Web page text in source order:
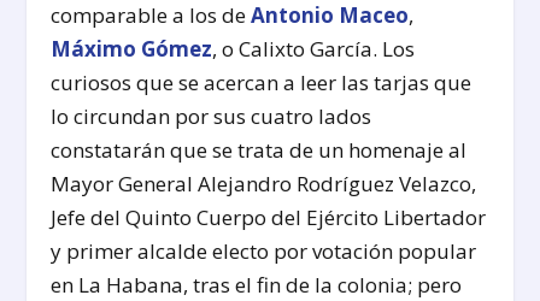
comparable a los deAntonio Maceo,
Máximo Gómez, o Calixto García. Los
curiosos que se acercan a leer las tarjas que
lo circundan por sus cuatro lados
constatarán que se trata de un homenaje al
Mayor General Alejandro Rodríguez Velazco,
Jefe del Quinto Cuerpo del Ejército Libertador
y primer alcalde electo por votación popular
en La Habana, tras el fin de la colonia; pero